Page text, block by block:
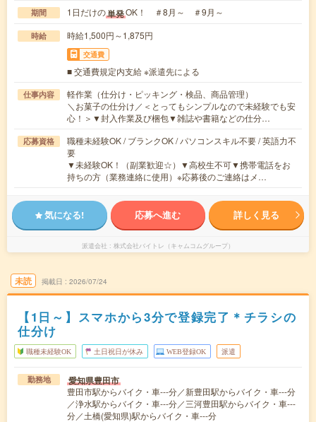
期間 1日だけの単発OK！ ＃8月～ ＃9月～
時給 時給1,500円～1,875円
交通費
■ 交通費規定内支給 ※派遣先による
仕事内容
軽作業（仕分け・ピッキング・検品、商品管理）
＼お菓子の仕分け／＜とってもシンプルなので未経験でも安
心！＞▼封入作業及び梱包▼雑誌や書籍などの仕分…
応募資格
職種未経験OK / ブランクOK / パソコンスキル不要 / 英語力不
要
▼未経験OK！（副業歓迎☆）▼高校生不可▼携帯電話をお
持ちの方（業務連絡に使用）※応募後のご連絡はメ…
気になる! 応募へ進む 詳しく見る
派遣会社 株式会社バイトレ（キャムコムグループ）
未読 掲載日 2026/07/24
【1日～】スマホから3分で登録完了＊チラシの
仕分け
職種未経験OK 土日祝日が休み WEB登録OK 派遣
勤務地 愛知県豊田市
豊田市駅からバイク・車---分／新豊田駅からバイク・車---分
／浄水駅からバイク・車---分／三河豊田駅からバイク・車---
分／土橋(愛知県)駅からバイク・車---分